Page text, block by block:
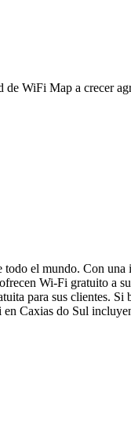
de WiFi Map a crecer
el mundo. Con una
Wi-Fi gratuito a
para sus clientes. Si
en Caxias do Sul